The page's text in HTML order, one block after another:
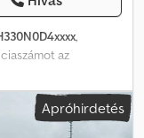
,
az
EU-engedély
• Abroncsok
rész: 770 cm
• Kormányzás
Apróhirdetés